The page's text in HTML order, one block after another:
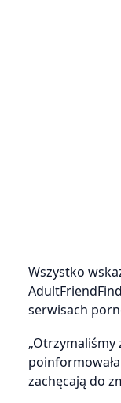
Wszystko
serwisach
zachęcają do